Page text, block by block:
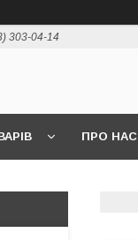
303-04-14
ПРО НАС